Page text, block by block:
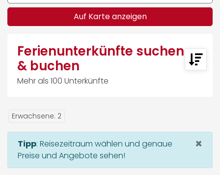
Auf Karte anzeigen
Ferienunterkünfte suchen
& buchen
Mehr als 100 Unterkünfte
Erwachsene: 2
×
Tipp: Reisezeitraum wählen und genaue
Preise und Angebote sehen!